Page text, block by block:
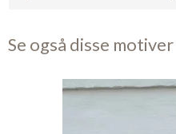
Se også disse motiver